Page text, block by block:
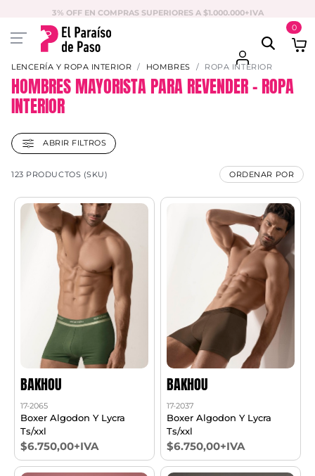
3% OFF EN COMPRAS SUPERIORES A $1.000.000+IVA
0
LENCERÍA Y ROPA INTERIOR HOMBRES ROPA INTERIOR
HOMBRES MAYORISTA PARA REVENDER – ROPA
INTERIOR
ABRIR FILTROS
123 PRODUCTOS (SKU) ORDENAR POR
BAKHOU
17-2065
Boxer Algodon Y Lycra
Ts/xxl
$6.750,00+IVA
BAKHOU
17-2037
Boxer Algodon Y Lycra
Ts/xxl
$6.750,00+IVA